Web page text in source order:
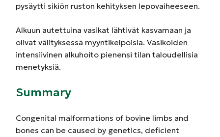
pysäytti sikiön ruston kehityksen lepovaiheeseen.
Alkuun autettuina vasikat lähtivät kasvamaan ja
olivat välityksessä myyntikelpoisia. Vasikoiden
intensiivinen alkuhoito pienensi tilan taloudellisia
menetyksiä.
Summary
Congenital malformations of bovine limbs and
bones can be caused by genetics, deficient